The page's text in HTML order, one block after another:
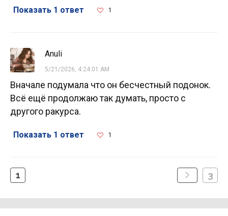
Показать 1 ответ 1
Anuli
5/21/2026, 4:24:01 AM
Вначале подумала что он бесчестный подонок.
Всё ещё продолжаю так думать, просто с
другого ракурса.
Показать 1 ответ 1
1 3